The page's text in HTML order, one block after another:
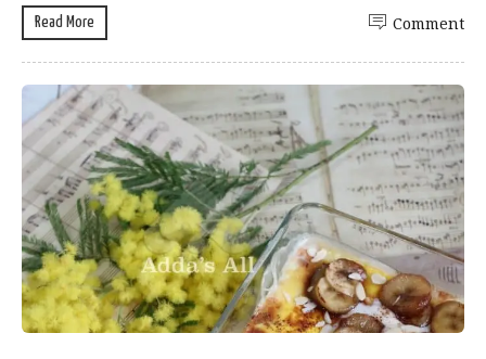
Read More Comment